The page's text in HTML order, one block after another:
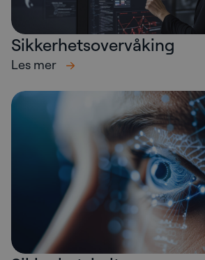
Sikkerhetsovervåking
Les mer